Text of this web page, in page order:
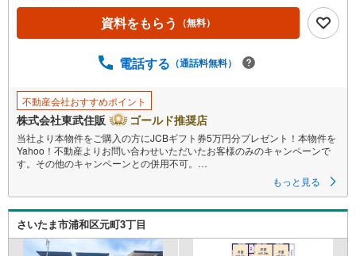
資料をもらう （無料）
電話する （通話料無料）
不動産会社おすすめポイント
株式会社東武住販 ゴールド推奨店
当社より本物件をご購入の方にJCBギフト券5万円分プレゼント！本物件を
Yahoo！不動産よりお問い合わせいただいたお客様のみのキャンペーンで
す。その他のキャンペーンとの併用不可。
この時間帯はお電話でのお問い合わせがスムーズです。
住み替えをご希望の方は自社買取保証付売却プランがございます。お気軽
にお問い合わせください。
もっと見る
さいたま市浦和区元町3丁目